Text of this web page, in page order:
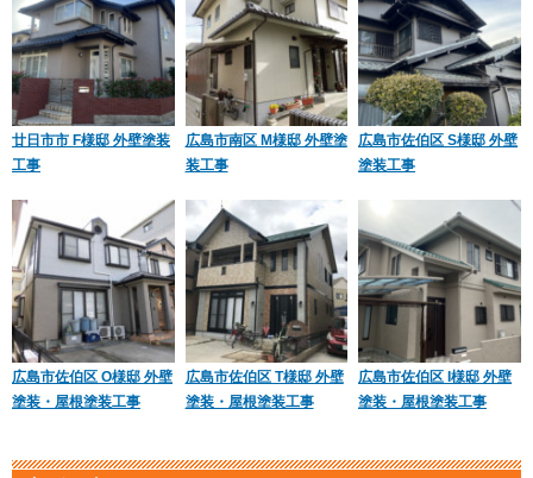
廿日市市 F様邸 外壁塗装
工事
広島市南区 M様邸 外壁塗
装工事
広島市佐伯区 S様邸 外壁
塗装工事
広島市佐伯区 O様邸 外壁
塗装・屋根塗装工事
広島市佐伯区 T様邸 外壁
塗装・屋根塗装工事
広島市佐伯区 I様邸 外壁
塗装・屋根塗装工事